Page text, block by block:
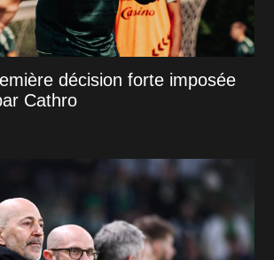
décision forte imposée
Cathro